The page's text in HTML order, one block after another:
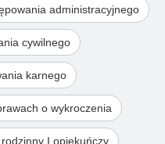
administracyjnego
cywilnego
karnego
o wykroczenia
I opiekuńczy